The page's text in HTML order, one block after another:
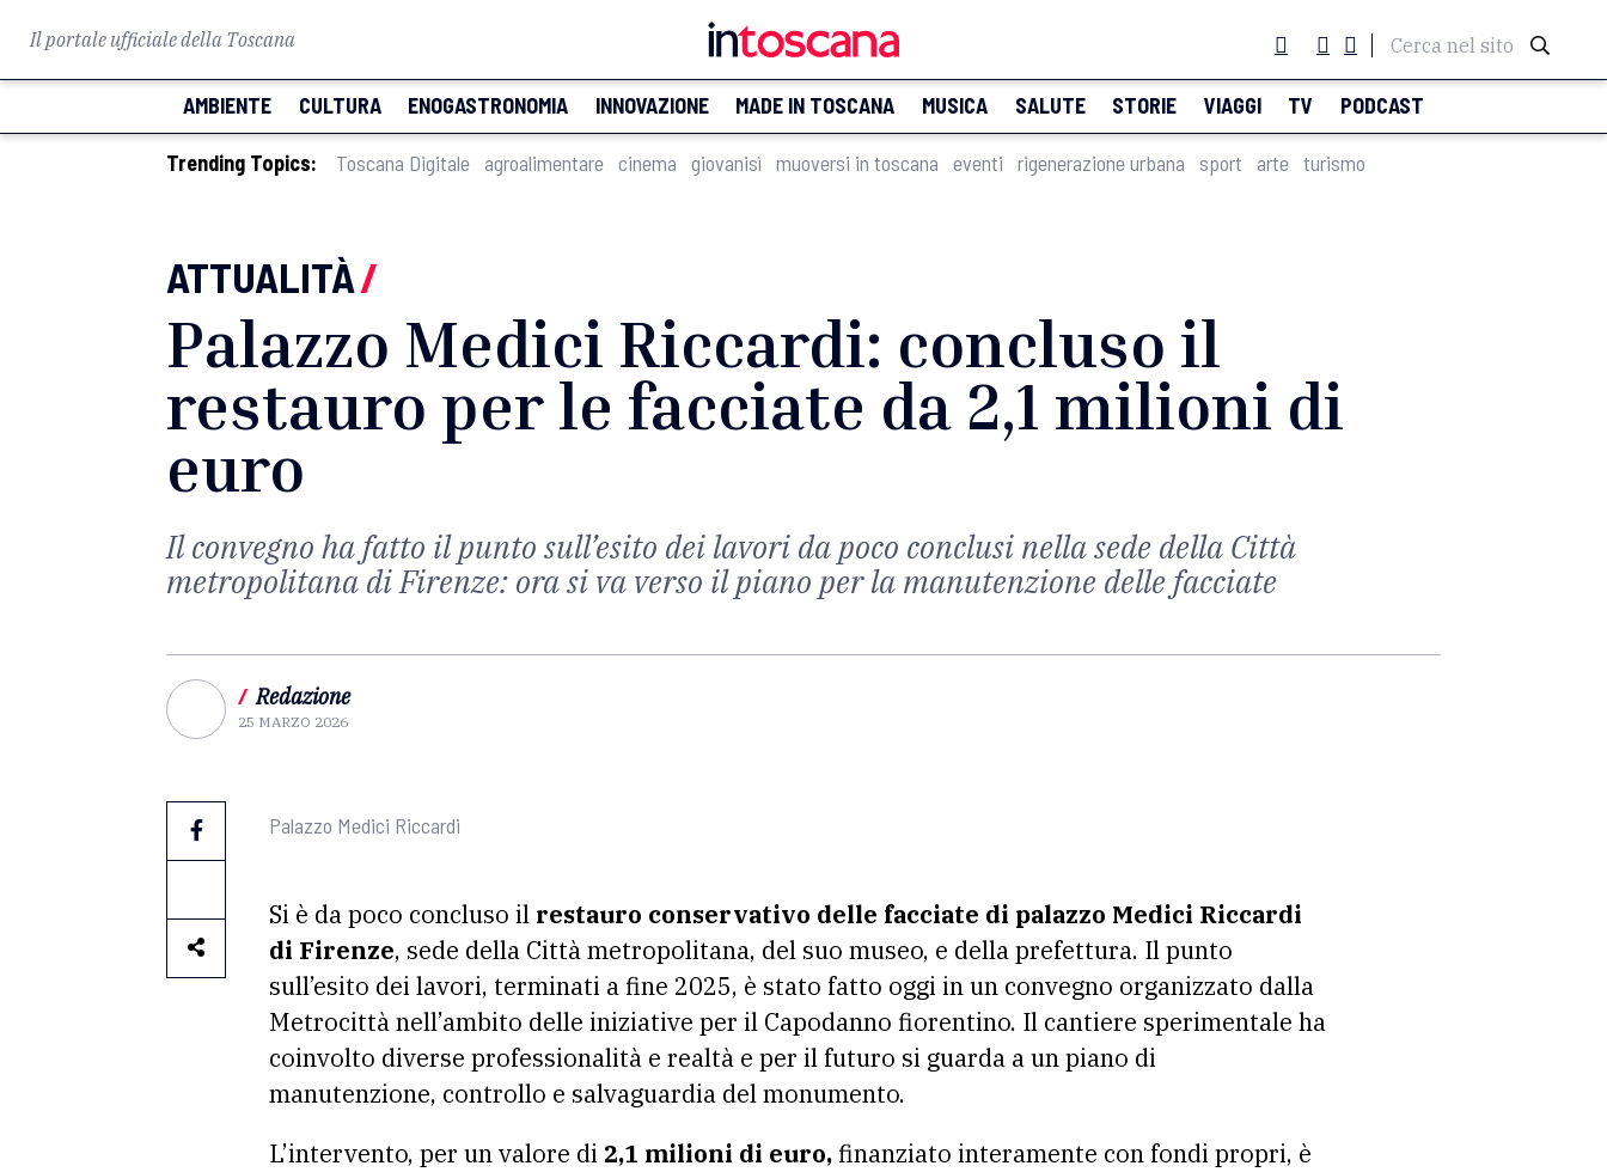
Il portale ufficiale della Toscana Cerca nel sito
AMBIENTE CULTURA ENOGASTRONOMIA INNOVAZIONE MADE IN TOSCANA MUSICA SALUTE STORIE VIAGGI TV PODCAST
Trending Topics: Toscana Digitale agroalimentare cinema giovanisì muoversi in toscana eventi rigenerazione urbana sport arte turismo
ATTUALITÀ/
Palazzo Medici Riccardi: concluso il
restauro per le facciate da 2,1 milioni di
euro
Il convegno ha fatto il punto sull’esito dei lavori da poco conclusi nella sede della Città
metropolitana di Firenze: ora si va verso il piano per la manutenzione delle facciate
/ Redazione
25 MARZO 2026
Palazzo Medici Riccardi
Si è da poco concluso il restauro conservativo delle facciate di palazzo Medici Riccardi
di Firenze, sede della Città metropolitana, del suo museo, e della prefettura. Il punto
sull’esito dei lavori, terminati a fine 2025, è stato fatto oggi in un convegno organizzato dalla
Metrocittà nell’ambito delle iniziative per il Capodanno fiorentino. Il cantiere sperimentale ha
coinvolto diverse professionalità e realtà e per il futuro si guarda a un piano di
manutenzione, controllo e salvaguardia del monumento.
L’intervento, per un valore di 2,1 milioni di euro, finanziato interamente con fondi propri, è